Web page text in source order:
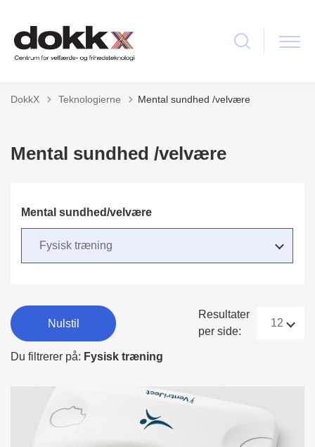
DokkX Tilbage til
Teknologierne Mental sundhed /velvære
Mental sundhed /velvære
Mental sundhed/velvære
Nulstil
Resultater
per side:
Du filtrerer på: Fysisk træning